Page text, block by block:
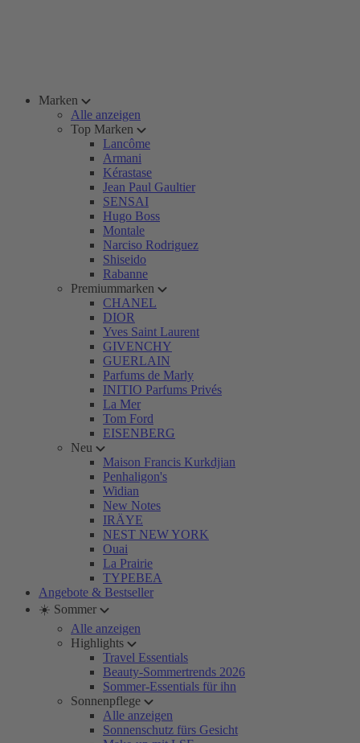
Marken
Alle anzeigen
Top Marken
Lancôme
Armani
Kérastase
Jean Paul Gaultier
SENSAI
Hugo Boss
Montale
Narciso Rodriguez
Shiseido
Rabanne
Premiummarken
CHANEL
DIOR
Yves Saint Laurent
GIVENCHY
GUERLAIN
Parfums de Marly
INITIO Parfums Privés
La Mer
Tom Ford
EISENBERG
Neu
Maison Francis Kurkdjian
Penhaligon's
Widian
New Notes
IRÄYE
NEST NEW YORK
Ouai
La Prairie
TYPEBEA
Angebote & Bestseller
☀️ Sommer
Alle anzeigen
Highlights
Travel Essentials
Beauty-Sommertrends 2026
Sommer-Essentials für ihn
Sonnenpflege
Alle anzeigen
Sonnenschutz fürs Gesicht